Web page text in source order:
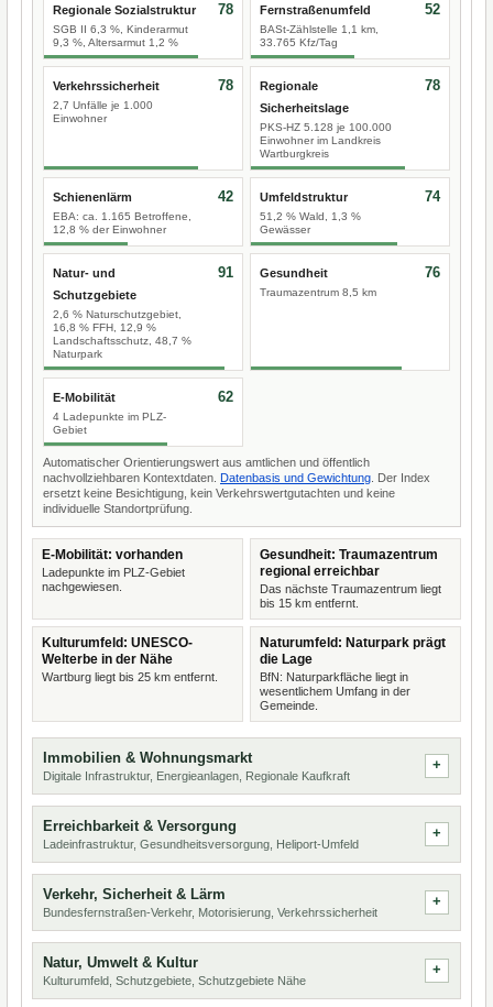
Regionale Sozialstruktur
SGB II 6,3 %, Kinderarmut
9,3 %, Altersarmut 1,2 %
78 Fernstraßenumfeld
BASt-Zählstelle 1,1 km,
33.765 Kfz/Tag
52
Verkehrssicherheit
2,7 Unfälle je 1.000
Einwohner
78
Regionale
Sicherheitslage
PKS-HZ 5.128 je 100.000
Einwohner im Landkreis
Wartburgkreis
78
Schienenlärm
EBA: ca. 1.165 Betroffene,
12,8 % der Einwohner
42 Umfeldstruktur
51,2 % Wald, 1,3 %
Gewässer
74
Natur- und
Schutzgebiete
2,6 % Naturschutzgebiet,
16,8 % FFH, 12,9 %
Landschaftsschutz, 48,7 %
Naturpark
91 Gesundheit
Traumazentrum 8,5 km
76
E-Mobilität
4 Ladepunkte im PLZ-
Gebiet
62
Automatischer Orientierungswert aus amtlichen und öffentlich
nachvollziehbaren Kontextdaten. Datenbasis und Gewichtung . Der Index
ersetzt keine Besichtigung, kein Verkehrswertgutachten und keine
individuelle Standortprüfung.
E-Mobilität: vorhanden
Ladepunkte im PLZ-Gebiet
nachgewiesen.
Gesundheit: Traumazentrum
regional erreichbar
Das nächste Traumazentrum liegt
bis 15 km entfernt.
Kulturumfeld: UNESCO-
Welterbe in der Nähe
Wartburg liegt bis 25 km entfernt.
Naturumfeld: Naturpark prägt
die Lage
BfN: Naturparkfläche liegt in
wesentlichem Umfang in der
Gemeinde.
Immobilien & Wohnungsmarkt
Digitale Infrastruktur, Energieanlagen, Regionale Kaufkraft
Erreichbarkeit & Versorgung
Ladeinfrastruktur, Gesundheitsversorgung, Heliport-Umfeld
Verkehr, Sicherheit & Lärm
Bundesfernstraßen-Verkehr, Motorisierung, Verkehrssicherheit
Natur, Umwelt & Kultur
Kulturumfeld, Schutzgebiete, Schutzgebiete Nähe